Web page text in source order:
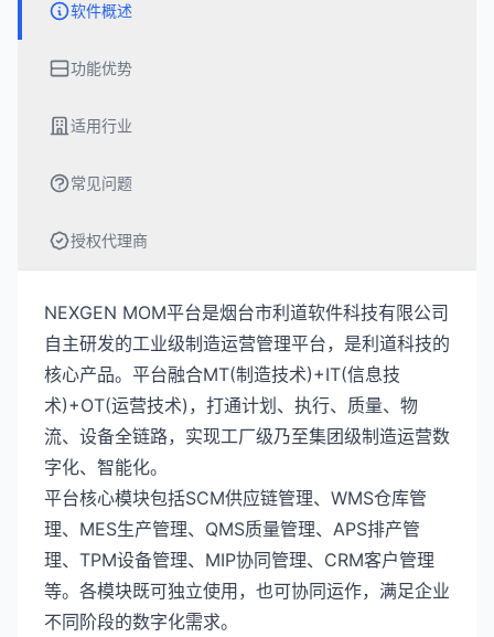
软件概述
功能优势
适用行业
常见问题
授权代理商
NEXGEN MOM平台是烟台市利道软件科技有限公司
自主研发的工业级制造运营管理平台，是利道科技的
核心产品。平台融合MT(制造技术)+IT(信息技
术)+OT(运营技术)，打通计划、执行、质量、物
流、设备全链路，实现工厂级乃至集团级制造运营数
字化、智能化。
平台核心模块包括SCM供应链管理、WMS仓库管
理、MES生产管理、QMS质量管理、APS排产管
理、TPM设备管理、MIP协同管理、CRM客户管理
等。各模块既可独立使用，也可协同运作，满足企业
不同阶段的数字化需求。